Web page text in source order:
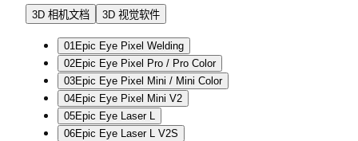
3D 相机文档 3D 视觉软件
01 Epic Eye Pixel Welding
02Epic Eye Pixel Pro / Pro Color
03Epic Eye Pixel Mini / Mini Color
04Epic Eye Pixel Mini V2
05Epic Eye Laser L
06Epic Eye Laser L V2S